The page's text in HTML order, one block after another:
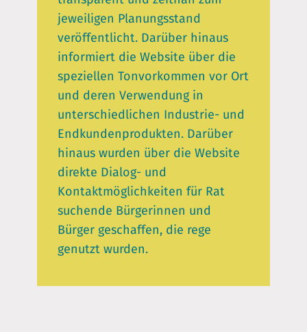
jeweiligen Planungsstand
veröffentlicht. Darüber hinaus
informiert die Website über die
speziellen Tonvorkommen vor Ort
und deren Verwendung in
unterschiedlichen Industrie- und
Endkundenprodukten. Darüber
hinaus wurden über die Website
direkte Dialog- und
Kontaktmöglichkeiten für Rat
suchende Bürgerinnen und
Bürger geschaffen, die rege
genutzt wurden.